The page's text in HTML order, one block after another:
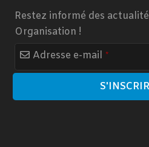
Restez informé des
Organisation !
Website
Adresse e-mail *